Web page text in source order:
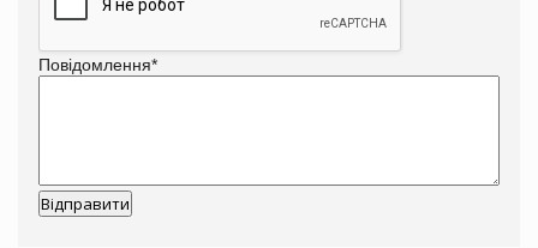
Повідомлення*